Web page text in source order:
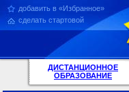
добавить в «Избранное»
сделать стартовой
ДИСТАНЦИОННОЕ
ОБРАЗОВАНИЕ